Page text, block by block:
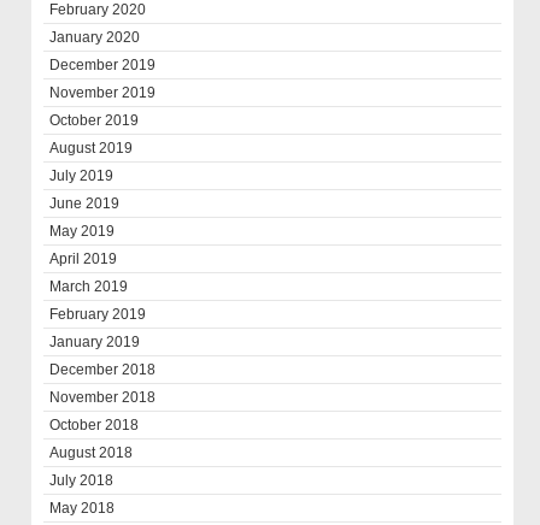
February 2020
January 2020
December 2019
November 2019
October 2019
August 2019
July 2019
June 2019
May 2019
April 2019
March 2019
February 2019
January 2019
December 2018
November 2018
October 2018
August 2018
July 2018
May 2018